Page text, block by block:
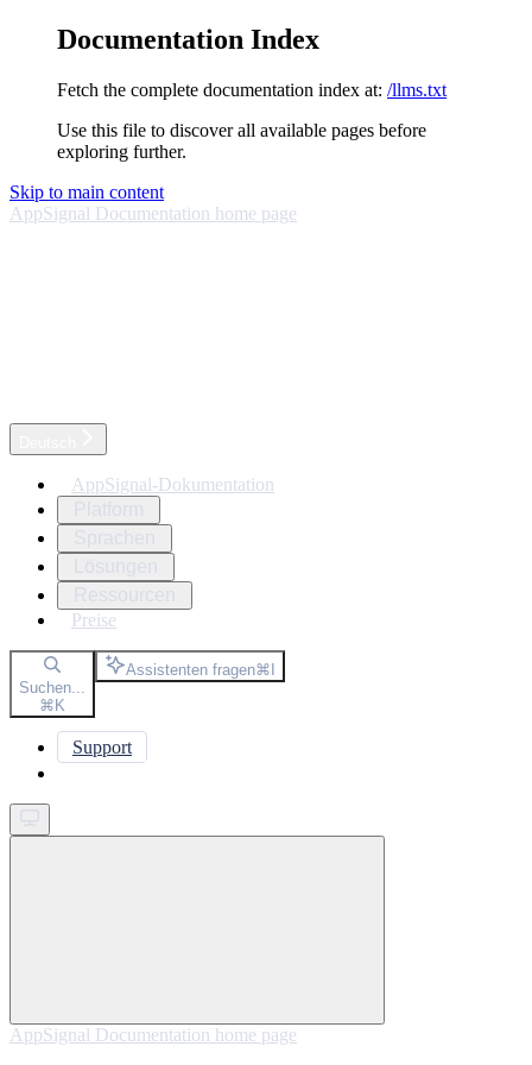
Documentation Index
Fetch the complete documentation index at: /llms.txt
Use this file to discover all available pages before
exploring further.
Skip to main content
AppSignal Documentation home page
AppSignal-Dokumentation
Preise
Suchen...
⌘K
Assistenten fragen⌘I
Support
AppSignal Documentation home page